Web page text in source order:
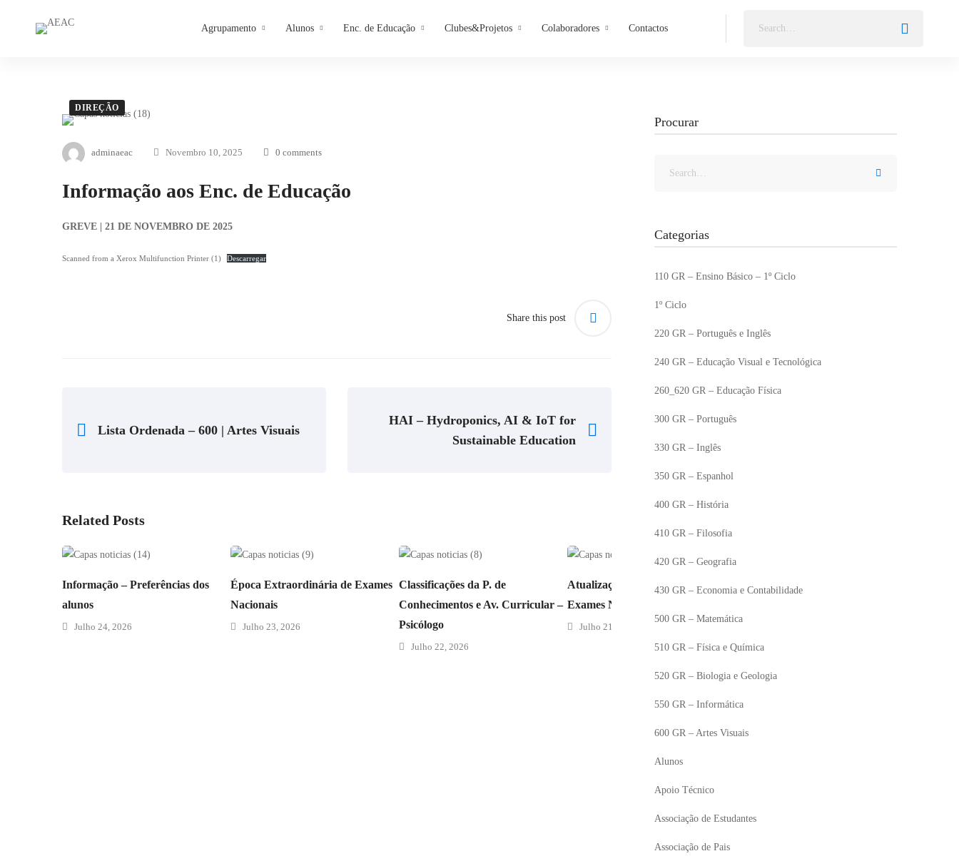
Agrupamento Alunos Enc. de Educação Clubes&Projetos Colaboradores Contactos
DIREÇÃO
adminaeac Novembro 10, 2025 0 comments
Informação aos Enc. de Educação
GREVE | 21 DE NOVEMBRO DE 2025
Scanned from a Xerox Multifunction Printer (1) Descarregar
Share this post
Lista Ordenada – 600 | Artes Visuais
HAI – Hydroponics, AI & IoT for
Sustainable Education
Related Posts
Informação – Preferências dos
alunos
Julho 24, 2026
Época Extraordinária de Exames
Nacionais
Julho 23, 2026
Classificações da P. de
Conhecimentos e Av. Curricular –
Psicólogo
Julho 22, 2026
Atualização – Classificações dos
Exames Nacionais de Geografia A
Julho 21, 2026
Exames Nacionais e Provas Finais
Procurar
Categorias
110 GR – Ensino Básico – 1º Ciclo
1º Ciclo
220 GR – Português e Inglês
240 GR – Educação Visual e Tecnológica
260_620 GR – Educação Física
300 GR – Português
330 GR – Inglês
350 GR – Espanhol
400 GR – História
410 GR – Filosofia
420 GR – Geografia
430 GR – Economia e Contabilidade
500 GR – Matemática
510 GR – Física e Química
520 GR – Biologia e Geologia
550 GR – Informática
600 GR – Artes Visuais
Alunos
Apoio Técnico
Associação de Estudantes
Associação de Pais